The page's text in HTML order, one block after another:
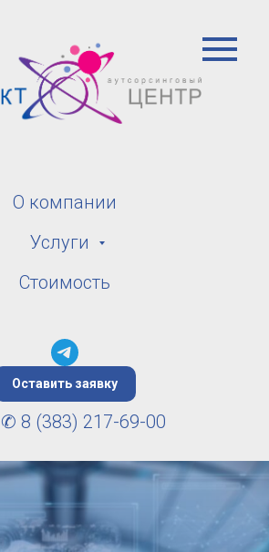
О компании
Услуги
Стоимость
Оставить заявку
✆ 8 (383) 217-69-00